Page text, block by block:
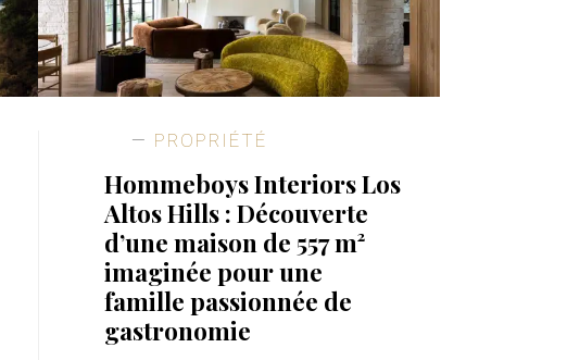
PROPRIÉTÉ
Hommeboys Interiors Los
Altos Hills : Découverte
d’une maison de 557 m²
imaginée pour une
famille passionnée de
gastronomie